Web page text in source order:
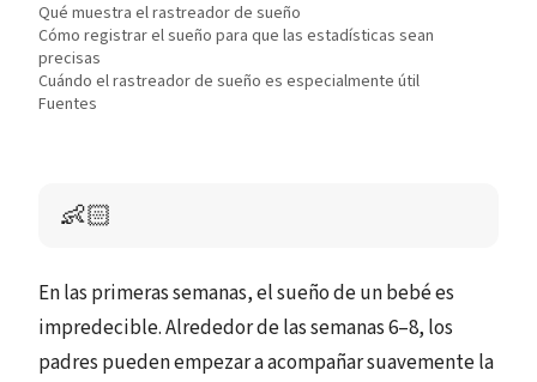
Qué muestra el rastreador de sueño
Cómo registrar el sueño para que las estadísticas sean
precisas
Cuándo el rastreador de sueño es especialmente útil
Fuentes
👶🏻
En las primeras semanas, el sueño de un bebé es
impredecible. Alrededor de las semanas 6–8, los
padres pueden empezar a acompañar suavemente la